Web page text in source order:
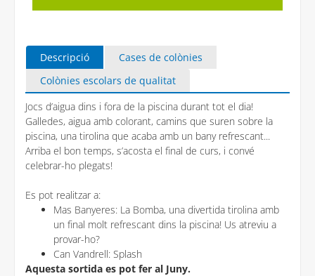
Descripció
Cases de colònies
Colònies escolars de qualitat
Jocs d’aigua dins i fora de la piscina durant tot el dia!
Galledes, aigua amb colorant, camins que suren sobre la
piscina, una tirolina que acaba amb un bany refrescant...
Arriba el bon temps, s’acosta el final de curs, i convé
celebrar-ho plegats!
Es pot realitzar a:
Mas Banyeres: La Bomba, una divertida tirolina amb
un final molt refrescant dins la piscina! Us atreviu a
provar-ho?
Can Vandrell: Splash
Aquesta sortida es pot fer al Juny.